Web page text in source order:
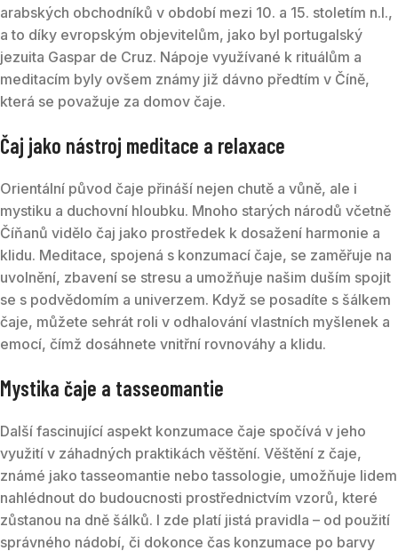
arabských obchodníků v období mezi 10. a 15. stoletím n.l.,
a to díky evropským objevitelům, jako byl portugalský
jezuita Gaspar de Cruz. Nápoje využívané k rituálům a
meditacím byly ovšem známy již dávno předtím v Číně,
která se považuje za domov čaje.
Čaj jako nástroj meditace a relaxace
Orientální původ čaje přináší nejen chutě a vůně, ale i
mystiku a duchovní hloubku. Mnoho starých národů včetně
Číňanů vidělo čaj jako prostředek k dosažení harmonie a
klidu. Meditace, spojená s konzumací čaje, se zaměřuje na
uvolnění, zbavení se stresu a umožňuje našim duším spojit
se s podvědomím a univerzem. Když se posadíte s šálkem
čaje, můžete sehrát roli v odhalování vlastních myšlenek a
emocí, čímž dosáhnete vnitřní rovnováhy a klidu.
Mystika čaje a tasseomantie
Další fascinující aspekt konzumace čaje spočívá v jeho
využití v záhadných praktikách věštění. Věštění z čaje,
známé jako tasseomantie nebo tassologie, umožňuje lidem
nahlédnout do budoucnosti prostřednictvím vzorů, které
zůstanou na dně šálků. I zde platí jistá pravidla – od použití
správného nádobí, či dokonce čas konzumace po barvy